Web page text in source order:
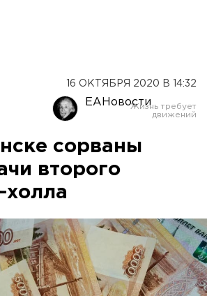
16 ОКТЯБРЯ 2020 В 14:32
ЕАНовости
сорваны
второго
холла